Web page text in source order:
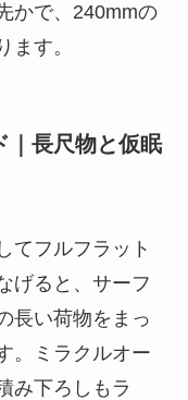
かで、240mmの
ます。
長尺物と仮眠
てフルフラット
げると、サーフ
長い荷物をまっ
。ミラクルオー
み下ろしもラ